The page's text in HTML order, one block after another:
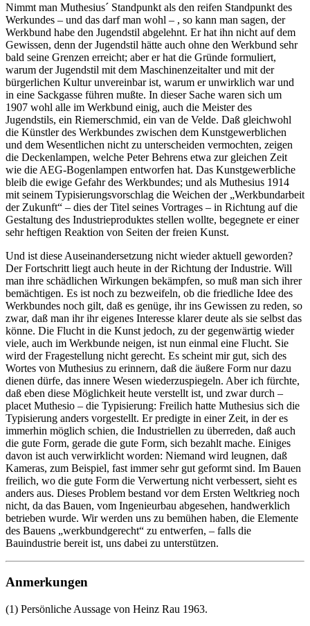
Nimmt man Muthesius´ Standpunkt als den reifen Standpunkt des
Werkundes – und das darf man wohl – , so kann man sagen, der
Werkbund habe den Jugendstil abgelehnt. Er hat ihn nicht auf dem
Gewissen, denn der Jugendstil hätte auch ohne den Werkbund sehr
bald seine Grenzen erreicht; aber er hat die Gründe formuliert,
warum der Jugendstil mit dem Maschinenzeitalter und mit der
bürgerlichen Kultur unvereinbar ist, warum er unwirklich war und
in eine Sackgasse führen mußte. In dieser Sache waren sich um
1907 wohl alle im Werkbund einig, auch die Meister des
Jugendstils, ein Riemerschmid, ein van de Velde. Daß gleichwohl
die Künstler des Werkbundes zwischen dem Kunstgewerblichen
und dem Wesentlichen nicht zu unterscheiden vermochten, zeigen
die Deckenlampen, welche Peter Behrens etwa zur gleichen Zeit
wie die AEG-Bogenlampen entworfen hat. Das Kunstgewerbliche
bleib die ewige Gefahr des Werkbundes; und als Muthesius 1914
mit seinem Typisierungsvorschlag die Weichen der „Werkbundarbeit
der Zukunft“ – dies der Titel seines Vortrages – in Richtung auf die
Gestaltung des Industrieproduktes stellen wollte, begegnete er einer
sehr heftigen Reaktion von Seiten der freien Kunst.
Und ist diese Auseinandersetzung nicht wieder aktuell geworden?
Der Fortschritt liegt auch heute in der Richtung der Industrie. Will
man ihre schädlichen Wirkungen bekämpfen, so muß man sich ihrer
bemächtigen. Es ist noch zu bezweifeln, ob die friedliche Idee des
Werkbundes noch gilt, daß es genüge, ihr ins Gewissen zu reden, so
zwar, daß man ihr ihr eigenes Interesse klarer deute als sie selbst das
könne. Die Flucht in die Kunst jedoch, zu der gegenwärtig wieder
viele, auch im Werkbunde neigen, ist nun einmal eine Flucht. Sie
wird der Fragestellung nicht gerecht. Es scheint mir gut, sich des
Wortes von Muthesius zu erinnern, daß die äußere Form nur dazu
dienen dürfe, das innere Wesen wiederzuspiegeln. Aber ich fürchte,
daß eben diese Möglichkeit heute verstellt ist, und zwar durch –
placet Muthesio – die Typisierung: Freilich hatte Muthesius sich die
Typisierung anders vorgestellt. Er predigte in einer Zeit, in der es
immerhin möglich schien, die Industriellen zu überreden, daß auch
die gute Form, gerade die gute Form, sich bezahlt mache. Einiges
davon ist auch verwirklicht worden: Niemand wird leugnen, daß
Kameras, zum Beispiel, fast immer sehr gut geformt sind. Im Bauen
freilich, wo die gute Form die Verwertung nicht verbessert, sieht es
anders aus. Dieses Problem bestand vor dem Ersten Weltkrieg noch
nicht, da das Bauen, vom Ingenieurbau abgesehen, handwerklich
betrieben wurde. Wir werden uns zu bemühen haben, die Elemente
des Bauens „werkbundgerecht“ zu entwerfen, – falls die
Bauindustrie bereit ist, uns dabei zu unterstützen.
Anmerkungen
(1) Persönliche Aussage von Heinz Rau 1963.